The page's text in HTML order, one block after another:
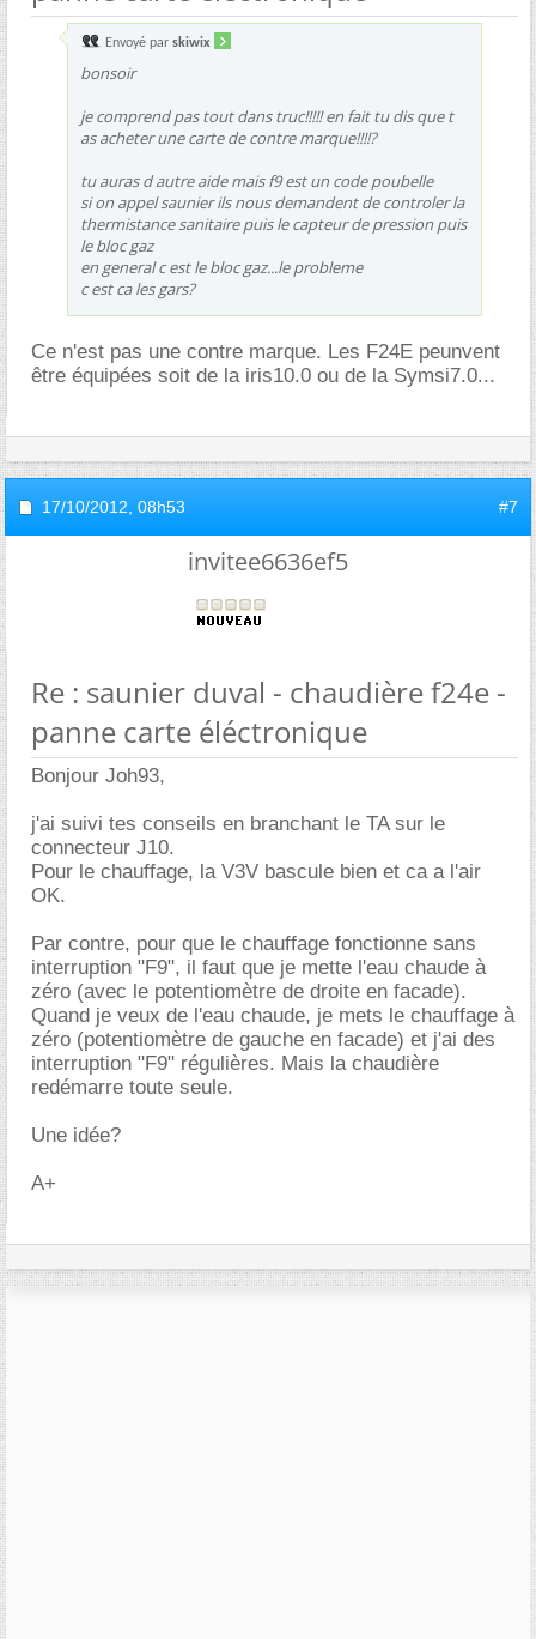
Envoyé par skiwix
bonsoir
je comprend pas tout dans truc!!!!! en fait tu dis que t
as acheter une carte de contre marque!!!!?
tu auras d autre aide mais f9 est un code poubelle
si on appel saunier ils nous demandent de controler la
thermistance sanitaire puis le capteur de pression puis
le bloc gaz
en general c est le bloc gaz...le probleme
c est ca les gars?
Ce n'est pas une contre marque. Les F24E peunvent
être équipées soit de la iris10.0 ou de la Symsi7.0...
17/10/2012, 08h53 #7
invitee6636ef5
Re : saunier duval - chaudière f24e -
panne carte éléctronique
Bonjour Joh93,
j'ai suivi tes conseils en branchant le TA sur le
connecteur J10.
Pour le chauffage, la V3V bascule bien et ca a l'air
OK.
Par contre, pour que le chauffage fonctionne sans
interruption "F9", il faut que je mette l'eau chaude à
zéro (avec le potentiomètre de droite en facade).
Quand je veux de l'eau chaude, je mets le chauffage à
zéro (potentiomètre de gauche en facade) et j'ai des
interruption "F9" régulières. Mais la chaudière
redémarre toute seule.
Une idée?
A+